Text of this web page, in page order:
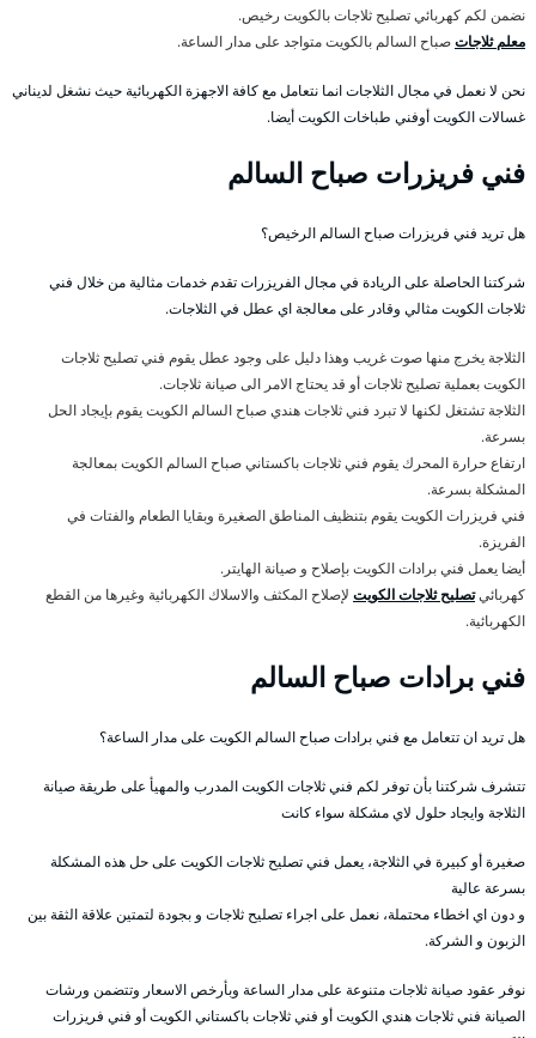
نضمن لكم كهربائي تصليح ثلاجات بالكويت رخيص.
معلم ثلاجاتصباح السالم بالكويت متواجد على مدار الساعة.
نحن لا نعمل في مجال الثلاجات انما نتعامل مع كافة الاجهزة الكهربائية حيث نشغل لديناني
غسالات الكويت أوفني طباخات الكويت أيضا.
فني فريزرات صباح السالم
هل تريد فني فريزرات صباح السالم الرخيص؟
شركتنا الحاصلة على الريادة في مجال الفريزرات تقدم خدمات مثالية من خلال فني
ثلاجات الكويت مثالي وقادر على معالجة اي عطل في الثلاجات.
الثلاجة يخرج منها صوت غريب وهذا دليل على وجود عطل يقوم فني تصليح ثلاجات
الكويت بعملية تصليح ثلاجات أو قد يحتاج الامر الى صيانة ثلاجات.
الثلاجة تشتغل لكنها لا تبرد فني ثلاجات هندي صباح السالم الكويت يقوم بإيجاد الحل
بسرعة.
ارتفاع حرارة المحرك يقوم فني ثلاجات باكستاني صباح السالم الكويت بمعالجة
المشكلة بسرعة.
فني فريزرات الكويت يقوم بتنظيف المناطق الصغيرة وبقايا الطعام والفتات في
الفريزة.
أيضا يعمل فني برادات الكويت بإصلاح و صيانة الهايتر.
كهربائيتصليح ثلاجات الكويت لإصلاح المكثف والاسلاك الكهربائية وغيرها من القطع
الكهربائية.
فني برادات صباح السالم
هل تريد ان تتعامل مع فني برادات صباح السالم الكويت على مدار الساعة؟
تتشرف شركتنا بأن توفر لكم فني ثلاجات الكويت المدرب والمهيأ على طريقة صيانة
الثلاجة وايجاد حلول لاي مشكلة سواء كانت
صغيرة أو كبيرة في الثلاجة، يعمل فني تصليح ثلاجات الكويت على حل هذه المشكلة
بسرعة عالية
و دون اي اخطاء محتملة، نعمل على اجراء تصليح ثلاجات و بجودة لتمتين علاقة الثقة بين
الزبون و الشركة.
نوفر عقود صيانة ثلاجات متنوعة على مدار الساعة وبأرخص الاسعار وتتضمن ورشات
الصيانة فني ثلاجات هندي الكويت أو فني ثلاجات باكستاني الكويت أو فني فريزرات